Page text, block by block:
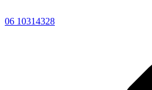
06 10314328